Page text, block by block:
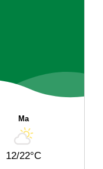
Ma
12/22°C